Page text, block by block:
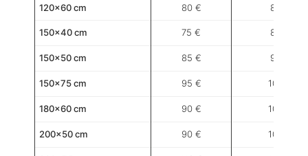
120×60 cm 80 € 85 €
150×40 cm 75 € 85 €
150×50 cm 85 € 95 €
150×75 cm 95 € 105 €
180×60 cm 90 € 105 €
200×50 cm 90 € 105 €